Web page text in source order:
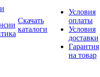
Скачать
каталоги
Условия
оплаты
Условия
доставки
Гарантия
на товар